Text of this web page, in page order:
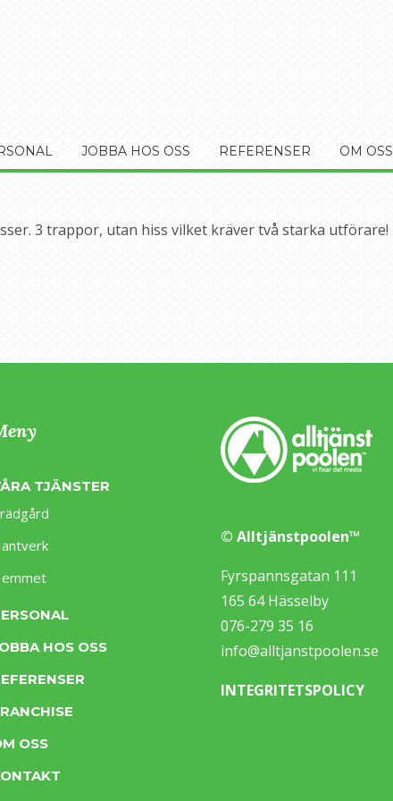
JOBBA HOS OSS REFERENSER OM OSS
3 trappor, utan hiss vilket kräver två starka utförare!
TJÄNSTER
HOS OSS
OSS
© Alltjänstpoolen™
Fyrspannsgatan 111
165 64 Hässelby
076-279 35 16
info@alltjanstpoolen.se
INTEGRITETSPOLICY